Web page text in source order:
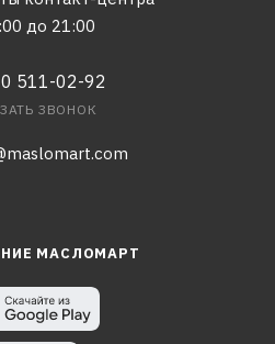
до 21:00
511-02-92
ЗВОНОК
МАСЛОМАРТ